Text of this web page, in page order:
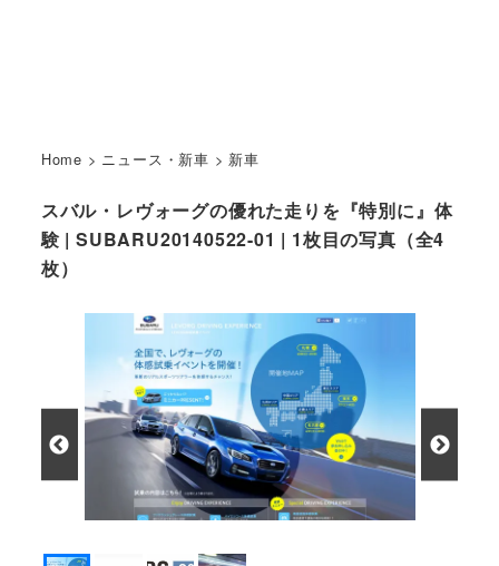
Home > ニュース・新車 > 新車
スバル・レヴォーグの優れた走りを『特別に』体
験 | SUBARU20140522-01 | 1枚目の写真（全4
枚）